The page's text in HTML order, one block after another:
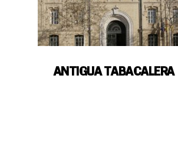
ANTIGUA TABACALERA